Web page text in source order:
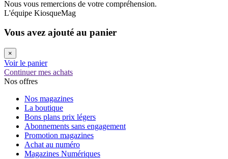
Nous vous remercions de votre compréhension.
L'équipe KiosqueMag
Vous avez ajouté au panier
×
Voir le panier
Continuer mes achats
Nos offres
Nos magazines
La boutique
Bons plans prix légers
Abonnements sans engagement
Promotion magazines
Achat au numéro
Magazines Numériques